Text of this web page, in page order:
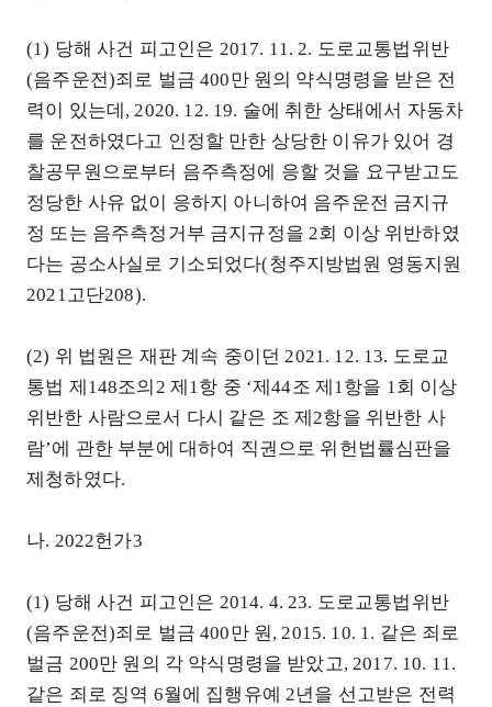
(1) 당해 사건 피고인은 2017. 11. 2. 도로교통법위반
(음주운전)죄로 벌금 400만 원의 약식명령을 받은 전
력이 있는데, 2020. 12. 19. 술에 취한 상태에서 자동차
를 운전하였다고 인정할 만한 상당한 이유가 있어 경
찰공무원으로부터 음주측정에 응할 것을 요구받고도
정당한 사유 없이 응하지 아니하여 음주운전 금지규
정 또는 음주측정거부 금지규정을 2회 이상 위반하였
다는 공소사실로 기소되었다(청주지방법원 영동지원
2021고단208).
(2) 위 법원은 재판 계속 중이던 2021. 12. 13. 도로교
통법 제148조의2 제1항 중 ‘제44조 제1항을 1회 이상
위반한 사람으로서 다시 같은 조 제2항을 위반한 사
람’에 관한 부분에 대하여 직권으로 위헌법률심판을
제청하였다.
나. 2022헌가3
(1) 당해 사건 피고인은 2014. 4. 23. 도로교통법위반
(음주운전)죄로 벌금 400만 원, 2015. 10. 1. 같은 죄로
벌금 200만 원의 각 약식명령을 받았고, 2017. 10. 11.
같은 죄로 징역 6월에 집행유예 2년을 선고받은 전력